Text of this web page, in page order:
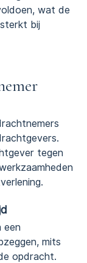
wat de
bij
tegen
een
mits
opdracht.